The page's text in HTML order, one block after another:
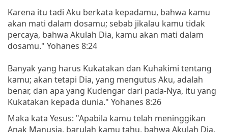
Karena itu tadi Aku berkata kepadamu, bahwa kamu
akan mati dalam dosamu; sebab jikalau kamu tidak
percaya, bahwa Akulah Dia, kamu akan mati dalam
dosamu." Yohanes 8:24
Banyak yang harus Kukatakan dan Kuhakimi tentang
kamu; akan tetapi Dia, yang mengutus Aku, adalah
benar, dan apa yang Kudengar dari pada-Nya, itu yang
Kukatakan kepada dunia." Yohanes 8:26
Maka kata Yesus: "Apabila kamu telah meninggikan
Anak Manusia, barulah kamu tahu, bahwa Akulah Dia,